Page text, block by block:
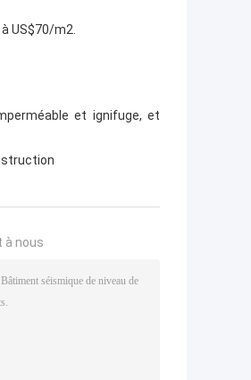
US$70/m2.
et ignifuge, et
à nous